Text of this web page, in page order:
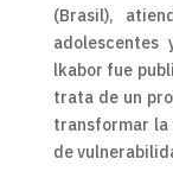
(Brasil),
adolescentes
lkabor fue
trata de un
transformar la
de